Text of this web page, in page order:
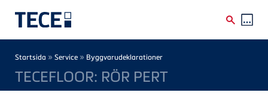
Breadcrumb
Startsida » Service » Byggvarudeklarationer
TECEFLOOR: RÖR PERT